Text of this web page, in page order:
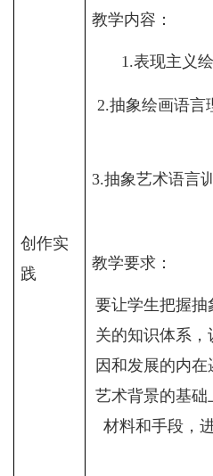
创作实
践
教学内容：
1.表现主义
2.抽象绘画语言
3.抽象艺术语言
教学要求：
要让学生把握抽
关的知识体系
因和发展的内
艺术背景的基础
材料和手段，